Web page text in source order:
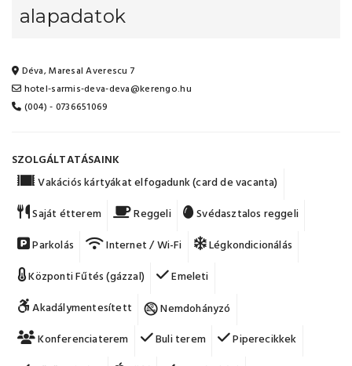
alapadatok
Déva, Maresal Averescu 7
hotel-sarmis-deva-deva@kerengo.hu
(004) - 0736651069
SZOLGÁLTATÁSAINK
Vakációs kártyákat elfogadunk (card de vacanta)
Saját étterem
Reggeli
Svédasztalos reggeli
Parkolás
Internet / Wi-Fi
Légkondicionálás
Központi Fűtés (gázzal)
Emeleti
Akadálymentesített
Nemdohányzó
Konferenciaterem
Buli terem
Piperecikkek